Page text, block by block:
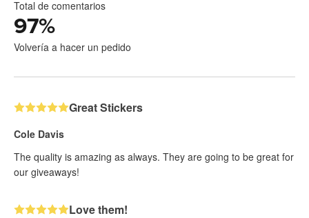
Total de comentarios
97%
Volvería a hacer un pedido
Great Stickers
Cole Davis
The quality is amazing as always. They are going to be great for
our giveaways!
Love them!